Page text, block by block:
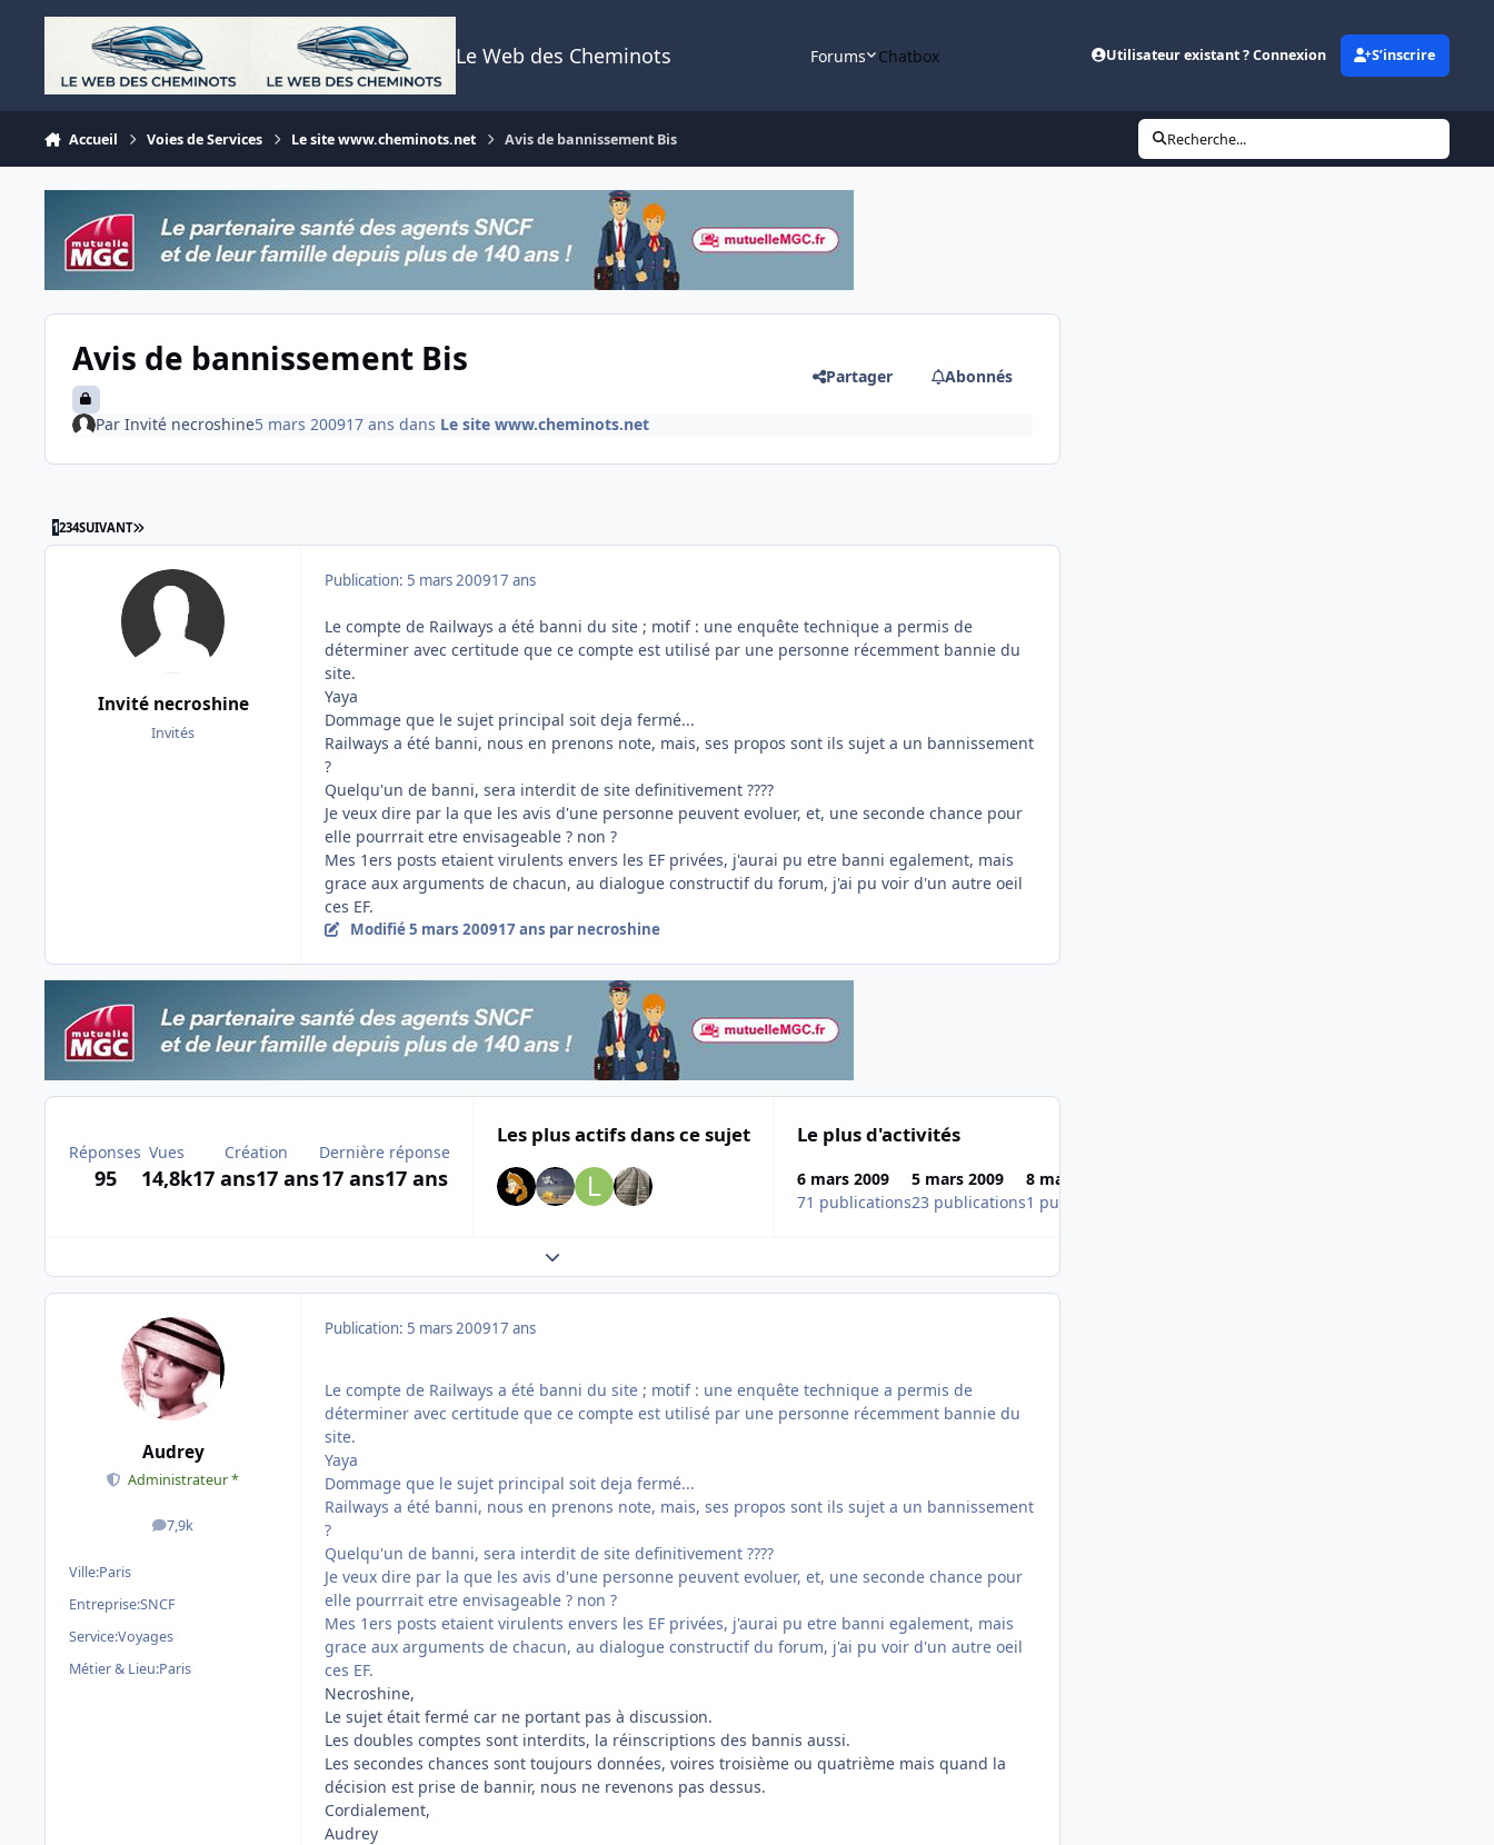
Aller au contenu
Le Web des Cheminots Forums Chatbox Utilisateur existant ? Connexion S’inscrire
Accueil Voies de Services Le site www.cheminots.net Avis de bannissement Bis Recherche...
Avis de bannissement Bis Partager Abonnés
Par Invité necroshine5 mars 200917 ans dans Le site www.cheminots.net
1234SUIVANT DERNIÈRE PAGE
Invité necroshine
Invités
Publication: 5 mars 200917 ans
Le compte de Railways a été banni du site ; motif : une enquête technique a permis de
déterminer avec certitude que ce compte est utilisé par une personne récemment bannie du
site.
Yaya
Dommage que le sujet principal soit deja fermé...
Railways a été banni, nous en prenons note, mais, ses propos sont ils sujet a un bannissement
?
Quelqu'un de banni, sera interdit de site definitivement ????
Je veux dire par la que les avis d'une personne peuvent evoluer, et, une seconde chance pour
elle pourrrait etre envisageable ? non ?
Mes 1ers posts etaient virulents envers les EF privées, j'aurai pu etre banni egalement, mais
grace aux arguments de chacun, au dialogue constructif du forum, j'ai pu voir d'un autre oeil
ces EF.
Modifié5 mars 200917 ans par necroshine
Réponses
95
Vues
14,8k
Création
17 ans17 ans
Dernière réponse
17 ans17 ans
Les plus actifs dans ce sujet Le plus d'activités
6 mars 2009
71 publications
5 mars 2009
23 publications
8 mars 2009
1 publication
Expand topic overview
Audrey
Administrateur *
7,9k
messages
Ville:Paris
Entreprise:SNCF
Service:Voyages
Métier & Lieu:Paris
Publication: 5 mars 200917 ans
Le compte de Railways a été banni du site ; motif : une enquête technique a permis de
déterminer avec certitude que ce compte est utilisé par une personne récemment bannie du
site.
Yaya
Dommage que le sujet principal soit deja fermé...
Railways a été banni, nous en prenons note, mais, ses propos sont ils sujet a un bannissement
?
Quelqu'un de banni, sera interdit de site definitivement ????
Je veux dire par la que les avis d'une personne peuvent evoluer, et, une seconde chance pour
elle pourrrait etre envisageable ? non ?
Mes 1ers posts etaient virulents envers les EF privées, j'aurai pu etre banni egalement, mais
grace aux arguments de chacun, au dialogue constructif du forum, j'ai pu voir d'un autre oeil
ces EF.
Necroshine,
Le sujet était fermé car ne portant pas à discussion.
Les doubles comptes sont interdits, la réinscriptions des bannis aussi.
Les secondes chances sont toujours données, voires troisième ou quatrième mais quand la
décision est prise de bannir, nous ne revenons pas dessus.
Cordialement,
Audrey